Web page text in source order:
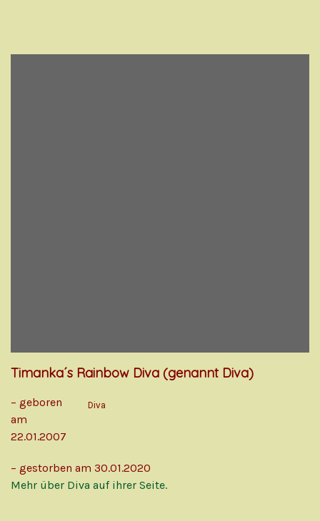
Timanka´s Rainbow Diva (genannt Diva)
Diva
– geboren
am
22.01.2007
– gestorben am 30.01.2020
Mehr über Diva auf ihrer Seite.